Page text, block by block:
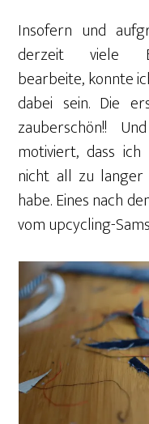
Insofern und
derzeit viele
bearbeite, konnte
dabei sein. Die
zauberschön!!
motiviert, dass
nicht all zu langer
habe. Eines nach
vom upcycling-